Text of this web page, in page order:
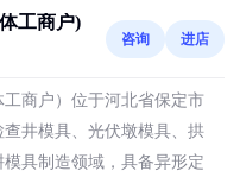
工商户)
咨询 进店
商户）位于河北省保定市
井模具、光伏墩模具、拱
具制造领域，具备异形定